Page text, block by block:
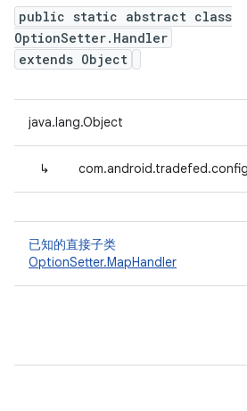
public static abstract class
OptionSetter.Handler
extends Object
java.lang.Object
↳
已知的直接子类
OptionSetter.MapHandler